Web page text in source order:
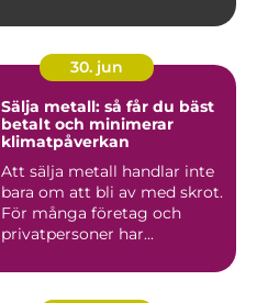
30. jun
Sälja metall: så får du bäst
betalt och minimerar
klimatpåverkan
Att sälja metall handlar inte
bara om att bli av med skrot.
För många företag och
privatpersoner har...